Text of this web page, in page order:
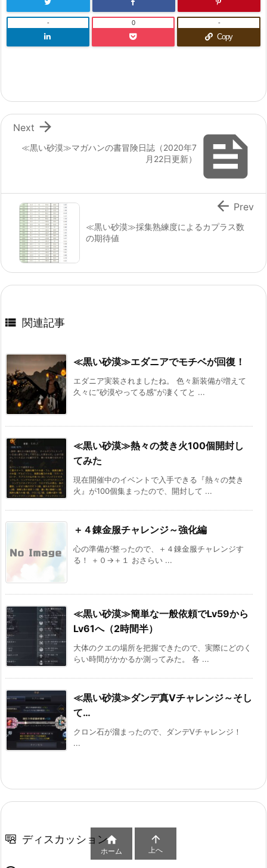
- 0
Copy
-

≪黒い砂漠≫マガハンの書冒険日誌（2020年7
月22日更新）

Next
≪黒い砂漠≫採集熟練度によるカプラス数
の期待値
 Prev
 関連記事
≪黒い砂漠≫エダニアでモチベが回復！
エダニア実装されましたね。 色々新装備が増えて
久々に”砂漠やってる感”が凄くてと ...
≪黒い砂漠≫熱々の焚き火100個開封し
てみた
現在開催中のイベントで入手できる『熱々の焚き
火』が100個集まったので、開封して ...
＋４錬金服チャレンジ～強化編
心の準備が整ったので、＋４錬金服チャレンジす
る！ ＋０→＋１ おさらい ...
≪黒い砂漠≫簡単な一般依頼でLv59から
Lv61へ（2時間半）
大体のクエの場所を把握できたので、実際にどのく
らい時間がかかるか測ってみた。 各 ...
≪黒い砂漠≫ダンデ真Ⅴチャレンジ～そし
て…
クロン石が溜まったので、ダンデⅤチャレンジ！
...
ディスカッション
ホーム

上へ